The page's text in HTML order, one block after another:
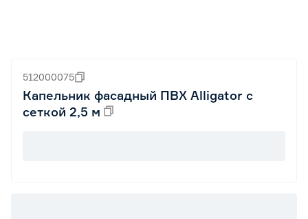
512000075
Капельник фасадный ПВХ Alligator с
сеткой 2,5 м